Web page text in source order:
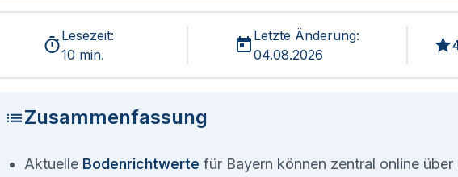
Lesezeit:
10 min.
Letzte Änderung:
04.08.2026
Zusammenfassung
Aktuelle Bodenrichtwerte für Bayern können zentral online